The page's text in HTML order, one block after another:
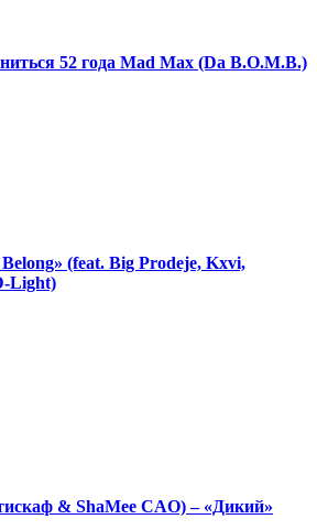
52 года Mad Max (Da B.O.M.B.)
(feat. Big Prodeje, Kxvi,
Light)
& ShaMee CAO) – «Дикий»